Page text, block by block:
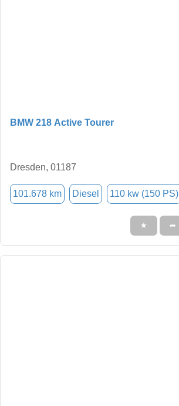
BMW 218 Active Tourer
Dresden, 01187
101.678 km Diesel 110 kw (150 PS)
★ ➦